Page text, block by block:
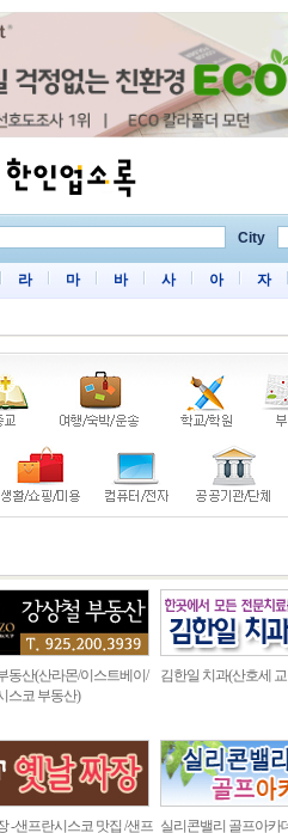
City
라 마 바 사 아 자
동산(산라몬/이스트베이/
스코 부동산)
김한일 치과(산호세
-샌프란시스코 맛집 /샌프 실리콘밸리 골프아카